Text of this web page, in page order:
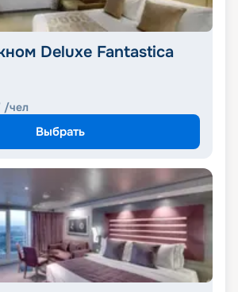
Deluxe Fantastica
/чел
Выбрать